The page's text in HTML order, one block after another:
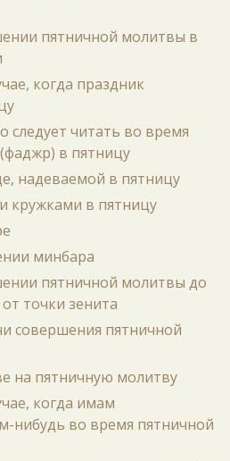
пятничной молитвы в
когда праздник
следует читать во время
в пятницу
надеваемой в пятницу
кружками в пятницу
минбара
пятничной молитвы до
точки зенита
совершения пятничной
на пятничную молитву
когда имам
нибудь во время пятничной